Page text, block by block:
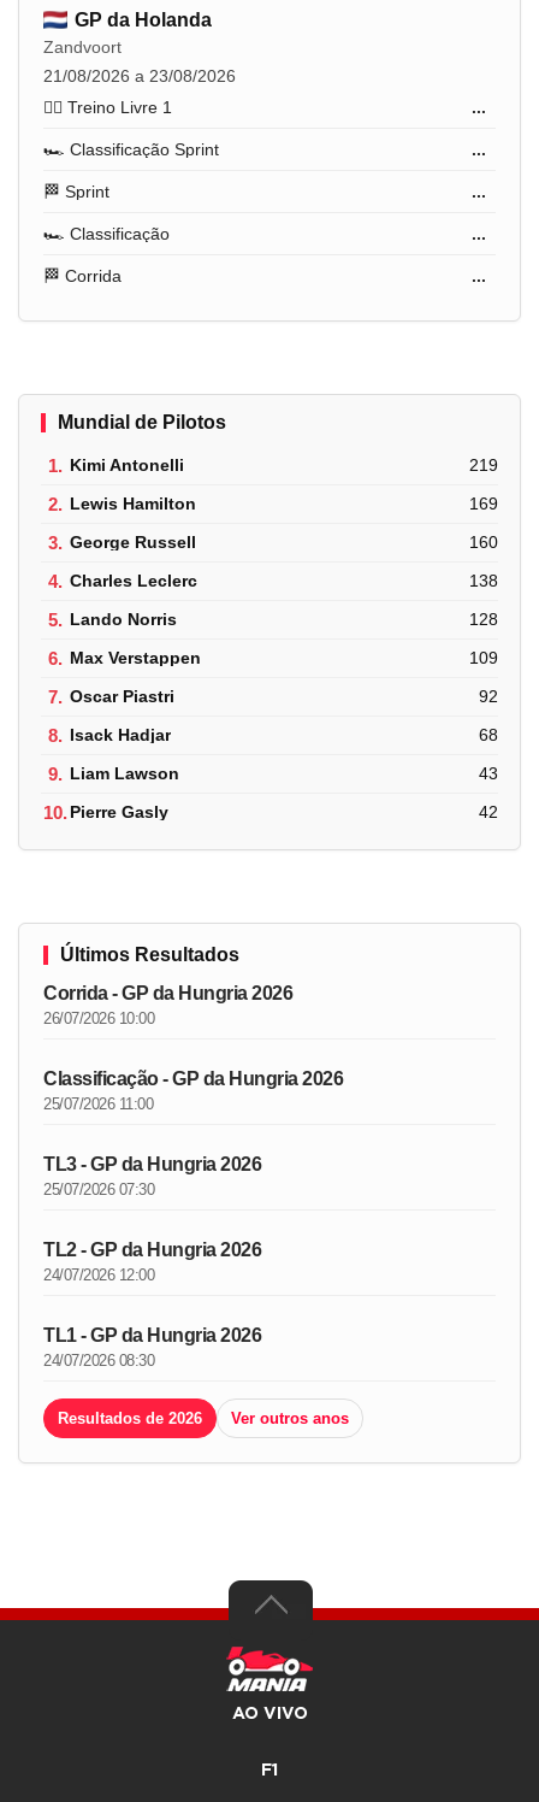
GP da Holanda
Zandvoort
21/08/2026 a 23/08/2026
🏋️‍♂️ Treino Livre 1
...
🏎️ Classificação Sprint ...
🏁 Sprint ...
🏎️ Classificação ...
🏁 Corrida ...
Mundial de Pilotos
1. Kimi Antonelli 219
2. Lewis Hamilton 169
3. George Russell 160
4. Charles Leclerc 138
5. Lando Norris 128
6. Max Verstappen 109
7. Oscar Piastri 92
8. Isack Hadjar 68
9. Liam Lawson 43
10.Pierre Gasly 42
Últimos Resultados
Corrida - GP da Hungria 2026
26/07/2026 10:00
Classificação - GP da Hungria 2026
25/07/2026 11:00
TL3 - GP da Hungria 2026
25/07/2026 07:30
TL2 - GP da Hungria 2026
24/07/2026 12:00
TL1 - GP da Hungria 2026
24/07/2026 08:30
Resultados de 2026 Ver outros anos
AO VIVO
F1